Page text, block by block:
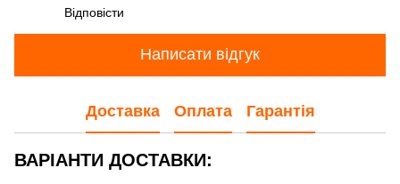
Відповісти
Написати відгук
Доставка Оплата Гарантія
ВАРІАНТИ ДОСТАВКИ: